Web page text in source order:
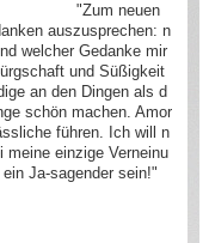
"Zum neuen
auszusprechen: n
welcher Gedanke mir
und Süßigkeit
an den Dingen als d
schön machen. Amor
führen. Ich will n
einzige Verneinu
Ja-sagender sein!"